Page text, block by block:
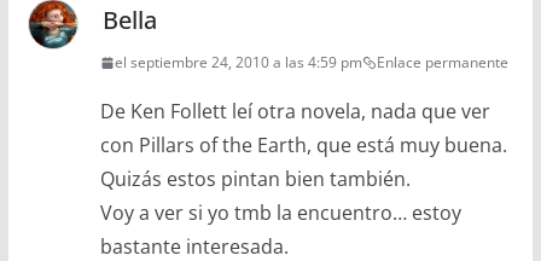
Bella
el septiembre 24, 2010 a las 4:59 pm Enlace permanente
De Ken Follett leí otra novela, nada que ver
con Pillars of the Earth, que está muy buena.
Quizás estos pintan bien también.
Voy a ver si yo tmb la encuentro… estoy
bastante interesada.